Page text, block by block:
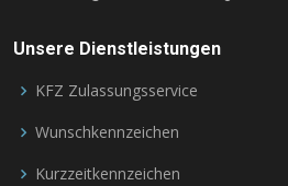
Unsere Dienstleistungen
KFZ Zulassungsservice
Wunschkennzeichen
Kurzzeitkennzeichen